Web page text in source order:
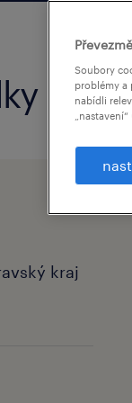
kraj
Soubory
problémy a
nabídli